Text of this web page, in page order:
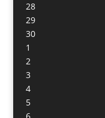
28
29
30
1
2
3
4
5